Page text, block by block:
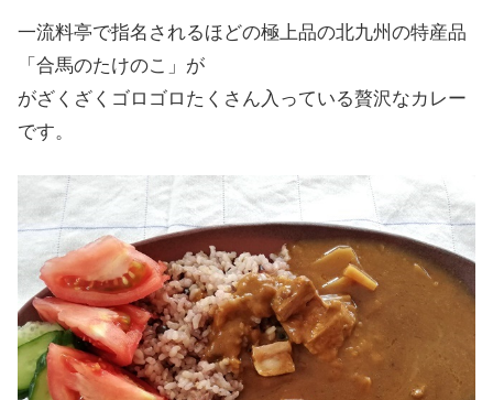
一流料亭で指名されるほどの極上品の北九州の特産品
「合馬のたけのこ」が
がざくざくゴロゴロたくさん入っている贅沢なカレー
です。